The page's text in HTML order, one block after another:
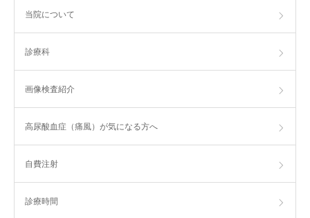
当院について
診療科
画像検査紹介
高尿酸血症（痛風）が気になる方へ
自費注射
診療時間